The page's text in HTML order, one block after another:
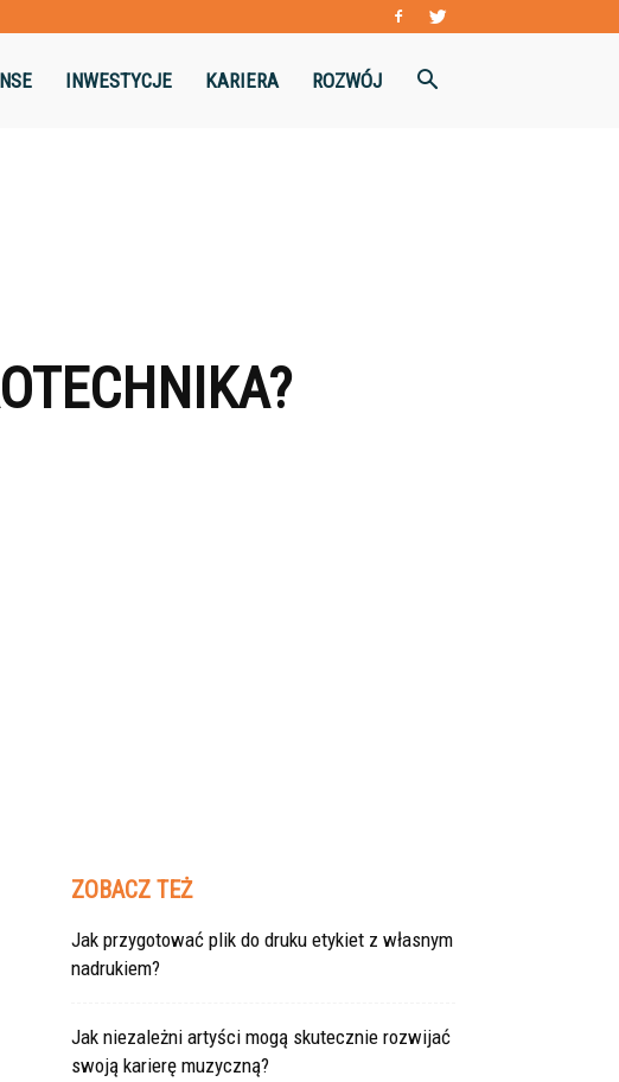
INWESTYCJE KARIERA ROZWÓJ
ZOBACZ TEŻ
Jak przygotować plik do druku etykiet z własnym
nadrukiem?
Jak niezależni artyści mogą skutecznie rozwijać
swoją karierę muzyczną?